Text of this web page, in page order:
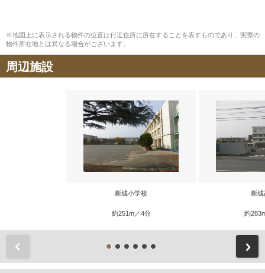
※地図上に表示される物件の位置は付近住所に所在することを表すものであり、実際の
物件所在地とは異なる場合がございます。
周辺施設
新城小学校
約251m／4分
新
約